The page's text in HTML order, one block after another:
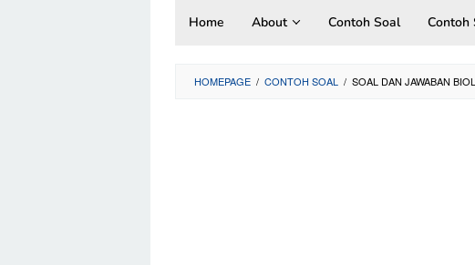
Home About Contoh Soal Contoh
HOMEPAGE / CONTOH SOAL / SOAL DAN JAWABAN